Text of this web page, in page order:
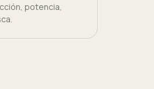
potencia,